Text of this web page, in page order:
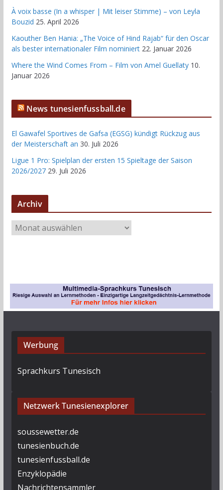
À voix basse (In a whisper | Mit leiser Stimme) – von Leyla
Bouzid 25. April 2026
Kaouther Ben Hania: „The Voice of Hind Rajab“ für den Oscar
als bester internationaler Film nominiert 22. Januar 2026
Where the Wind Comes From – Film von Amel Guellaty 10.
Januar 2026
News tunesienfussball.de
El Gawafel Sportives de Gafsa (EGSG) kündigt Rückzug aus
der Meisterschaft an 30. Juli 2026
Ligue 1 Pro: Spielplan der ersten 15 Spieltage der Saison
2026/2027 29. Juli 2026
Archiv
r
Werbung
Sprachkurs Tunesisch
Netzwerk Tunesienexplorer
soussewetter.de
tunesienbuch.de
tunesienfussball.de
Enzyklopädie
Nachrichtensammler